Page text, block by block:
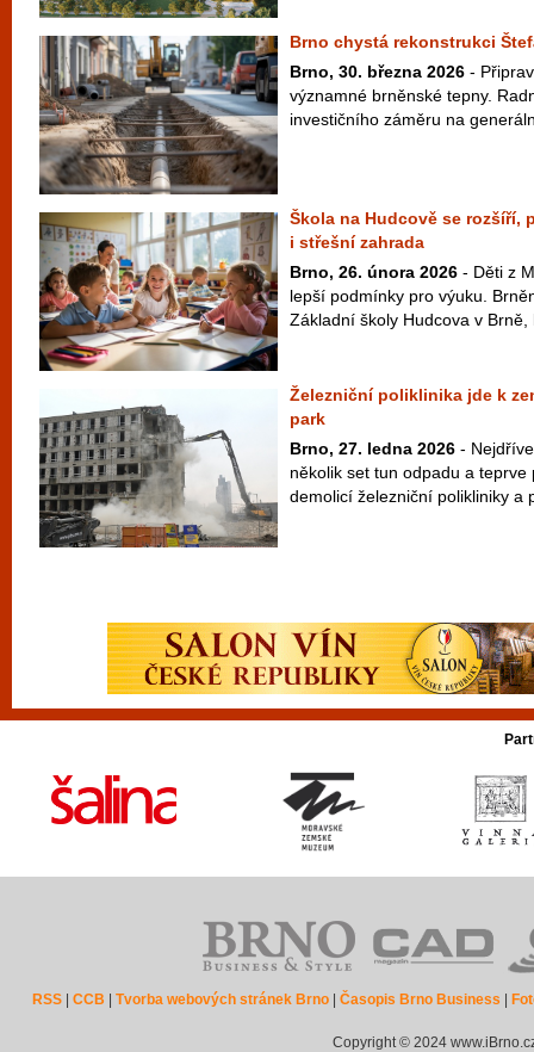
Brno chystá rekonstrukci
Brno, 30. března 2026 -
významné brněnské tepny.
investičního záměru na
Škola na Hudcově se rozšíří,
i střešní zahrada
Brno, 26. února 2026 - Děti z
lepší podmínky pro výuku.
Základní školy Hudcova v Brně,
Železniční poliklinika jde k
park
Brno, 27. ledna 2026 -
několik set tun odpadu a
demolicí železniční polikliniky a
RSS |CCB |Tvorba webových stránek Brno |Časopis Brno Business
Copyright © 2024